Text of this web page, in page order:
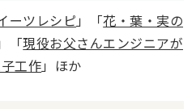
ーツレシピ 」「花・葉・実の
」「現役お父さんエンジニアが
工作」ほか